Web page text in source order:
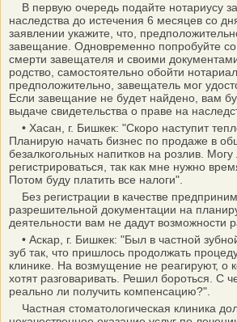
В первую очередь подайте нотариусу
наследства до истечения 6 месяцев со
заявлении укажите, что,
завещание. Одновременно попробуйте со
смерти завещателя и своими
родство, самостоятельно обойти
предположительно, завещатель мог
Если завещание не будет найдено, вам
выдаче свидетельства о праве на
• Хасан, г. Бишкек: "Скоро наступит
Планирую начать бизнес по продаже в
безалкогольных напитков на розлив. Могу
регистрироваться, так как мне нужно
Потом буду платить все налоги".
Без регистрации в качестве
разрешительной документации на
деятельности вам не дадут возможности
• Аскар, г. Бишкек: "Был в частной
зуб так, что пришлось продолжать
клинике. На возмущение не реагируют, о
хотят разговаривать. Решил бороться. С
реально ли получить компенсацию?".
Частная стоматологическая клиника